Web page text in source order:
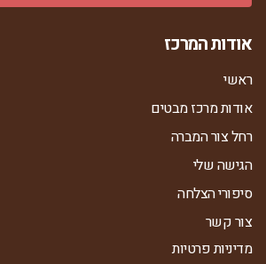
אודות המרכז
ראשי
אודות מרכז מבטים
רחל צור המברה
הגישה שלי
סיפורי הצלחה
צור קשר
מדיניות פרטיות